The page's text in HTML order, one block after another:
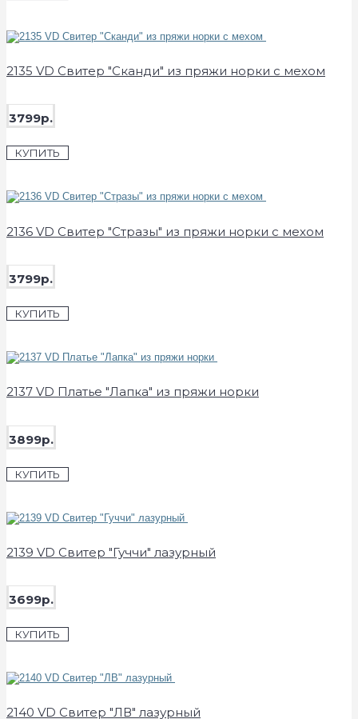
2135 VD Свитер "Сканди" из пряжи норки с мехом
3799р.
КУПИТЬ
2136 VD Свитер "Стразы" из пряжи норки с мехом
3799р.
КУПИТЬ
2137 VD Платье "Лапка" из пряжи норки
3899р.
КУПИТЬ
2139 VD Свитер "Гуччи" лазурный
3699р.
КУПИТЬ
2140 VD Свитер "ЛВ" лазурный